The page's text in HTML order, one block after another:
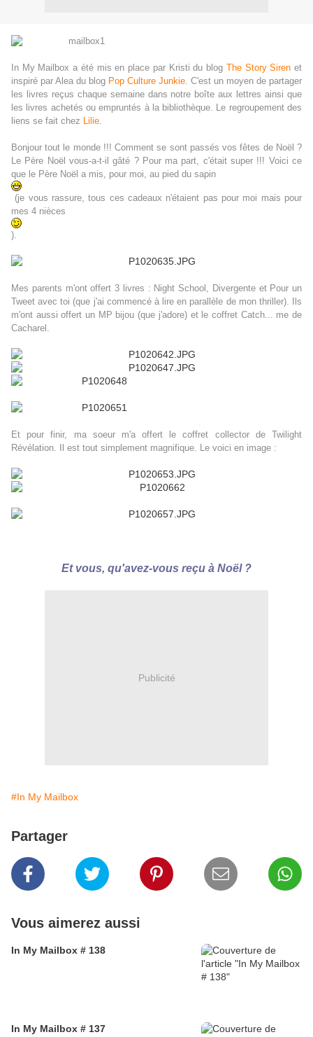
In My Mailbox a été mis en place par Kristi du blog The Story Siren et
inspiré par Alea du blog Pop Culture Junkie. C'est un moyen de partager
les livres reçus chaque semaine dans notre boîte aux lettres ainsi que
les livres achetés ou empruntés à la bibliothèque. Le regroupement des
liens se fait chez Lilie.
Bonjour tout le monde !!! Comment se sont passés vos fêtes de Noël ?
Le Père Noël vous-a-t-il gâté ?Pour ma part, c'était super !!! Voici ce
que le Père Noël a mis, pour moi, au pied du sapin
(je vous rassure, tous ces cadeaux n'étaient pas pour moi mais pour
mes 4 nièces
).
Mes parents m'ont offert 3 livres : Night School, Divergente et Pour un
Tweet avec toi (que j'ai commencé à lire en parallèle de mon thriller). Ils
m'ont aussi offert un MP bijou (que j'adore) et le coffret Catch... me de
Cacharel.
Et pour finir, ma soeur m'a offert le coffret collector de Twilight
Révélation. Il est tout simplement magnifique. Le voici en image :
Et vous, qu'avez-vous reçu à Noël ?
Publicité
#In My Mailbox
Partager
Vous aimerez aussi
In My Mailbox # 138
In My Mailbox # 137